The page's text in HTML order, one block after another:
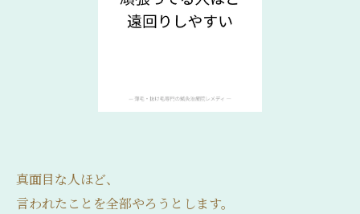
真面目な人ほど、
言われたことを全部やろうとします。